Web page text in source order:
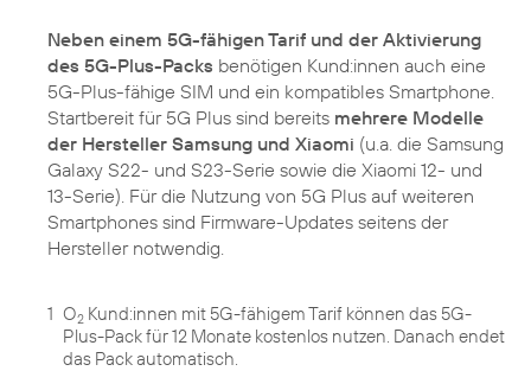
Neben einem 5G-fähigen Tarif und der Aktivierung
des 5G-Plus-Packs benötigen Kund:innen auch eine
5G-Plus-fähige SIM und ein kompatibles Smartphone.
Startbereit für 5G Plus sind bereits mehrere Modelle
der Hersteller Samsung und Xiaomi (u.a. die Samsung
Galaxy S22- und S23-Serie sowie die Xiaomi 12- und
13-Serie). Für die Nutzung von 5G Plus auf weiteren
Smartphones sind Firmware-Updates seitens der
Hersteller notwendig.
1 O2 Kund:innen mit 5G-fähigem Tarif können das 5G-
Plus-Pack für 12 Monate kostenlos nutzen. Danach endet
das Pack automatisch.